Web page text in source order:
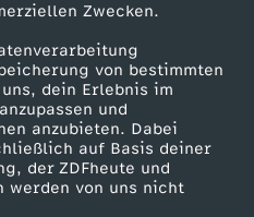
Zwecken.
von bestimmten
dein Erlebnis im
und
anzubieten. Dabei
auf Basis deiner
der ZDFheute und
werden von uns nicht
Tickets
Zuschauerservice
Hilfe